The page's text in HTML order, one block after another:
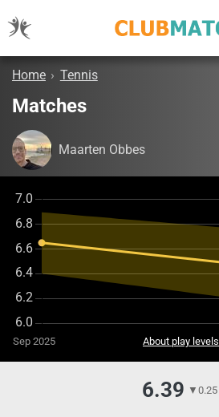
Home › Tennis
Matches
Maarten Obbes
Sep 2025 About play levels
6.39 ▼ 0.25